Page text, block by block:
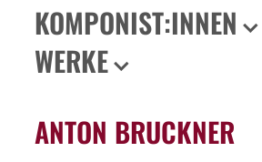
KOMPONIST:INNEN
WERKE
ANTON BRUCKNER